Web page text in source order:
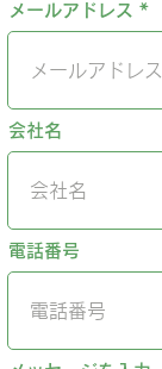
メールアドレス
会社名
電話番号